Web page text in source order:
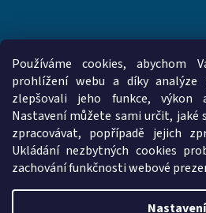
Používáme cookies, abychom
prohlížení webu a díky analýze
zlepšovali jeho funkce, výkon
Nastavení můžete sami určit, jaké
zpracovávat, popřípadě jejich
Ukládání nezbytných cookies
zachování funkčnosti webové
Nastavení
www.vzduchotechnika-
Vytvořil